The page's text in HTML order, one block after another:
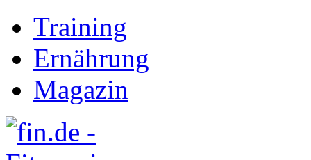
Training
Ernährung
Magazin